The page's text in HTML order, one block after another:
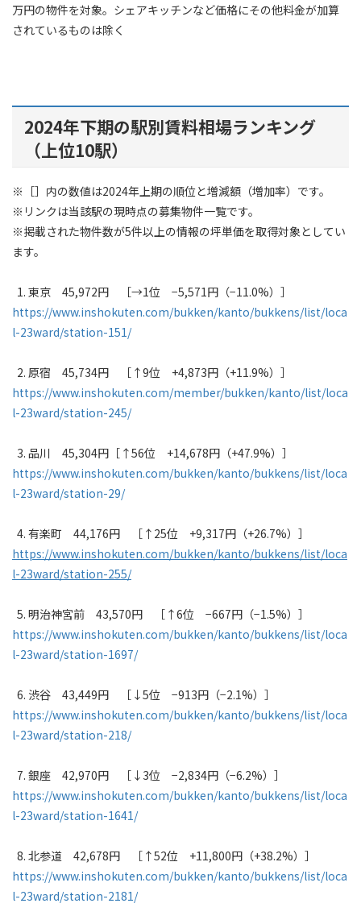
万円の物件を対象。シェアキッチンなど価格にその他料金が加算
されているものは除く
2024年下期の駅別賃料相場ランキング
（上位10駅）
※［］内の数値は2024年上期の順位と増減額（増加率）です。
※リンクは当該駅の現時点の募集物件一覧です。
※掲載された物件数が5件以上の情報の坪単価を取得対象としてい
ます。
1. 東京 45,972円 ［→1位 −5,571円（−11.0%）］
https://www.inshokuten.com/bukken/kanto/bukkens/list/loca
l-23ward/station-151/
2. 原宿 45,734円 ［↑9位 +4,873円（+11.9%）］
https://www.inshokuten.com/member/bukken/kanto/list/loca
l-23ward/station-245/
3. 品川 45,304円［↑56位 +14,678円（+47.9%）］
https://www.inshokuten.com/bukken/kanto/bukkens/list/loca
l-23ward/station-29/
4. 有楽町 44,176円 ［↑25位 +9,317円（+26.7%）］
https://www.inshokuten.com/bukken/kanto/bukkens/list/loca
l-23ward/station-255/
5. 明治神宮前 43,570円 ［↑6位 −667円（−1.5%）］
https://www.inshokuten.com/bukken/kanto/bukkens/list/loca
l-23ward/station-1697/
6. 渋谷 43,449円 ［↓5位 −913円（−2.1%）］
https://www.inshokuten.com/bukken/kanto/bukkens/list/loca
l-23ward/station-218/
7. 銀座 42,970円 ［↓3位 −2,834円（−6.2%）］
https://www.inshokuten.com/bukken/kanto/bukkens/list/loca
l-23ward/station-1641/
8. 北参道 42,678円 ［↑52位 +11,800円（+38.2%）］
https://www.inshokuten.com/bukken/kanto/bukkens/list/loca
l-23ward/station-2181/